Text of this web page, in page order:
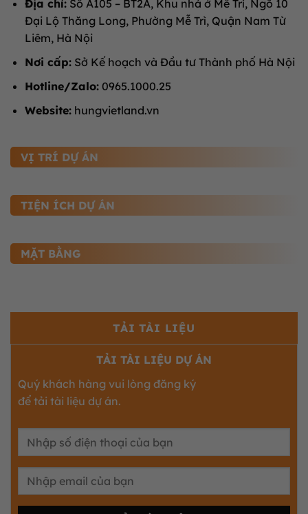
Địa chỉ:Số A105 – BT2A, Khu nhà ở Mễ Trì, Ngõ 10
Đại Lộ Thăng Long, Phường Mễ Trì, Quận Nam Từ
Liêm, Hà Nội
Nơi cấp:Sở Kế hoạch và Đầu tư Thành phố Hà Nội
Hotline/Zalo:0965.1000.25
Website:hungvietland.vn
VỊ TRÍ DỰ ÁN
TIỆN ÍCH DỰ ÁN
MẶT BẰNG
TẢI TÀI LIỆU
TẢI TÀI LIỆU DỰ ÁN
Quý khách hàng vui lòng đăng ký
để tải tài liệu dự án.